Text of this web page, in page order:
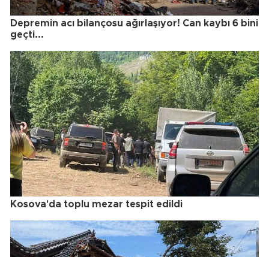
Depremin acı bilançosu ağırlaşıyor! Can kaybı 6 bini
geçti...
Kosova'da toplu mezar tespit edildi